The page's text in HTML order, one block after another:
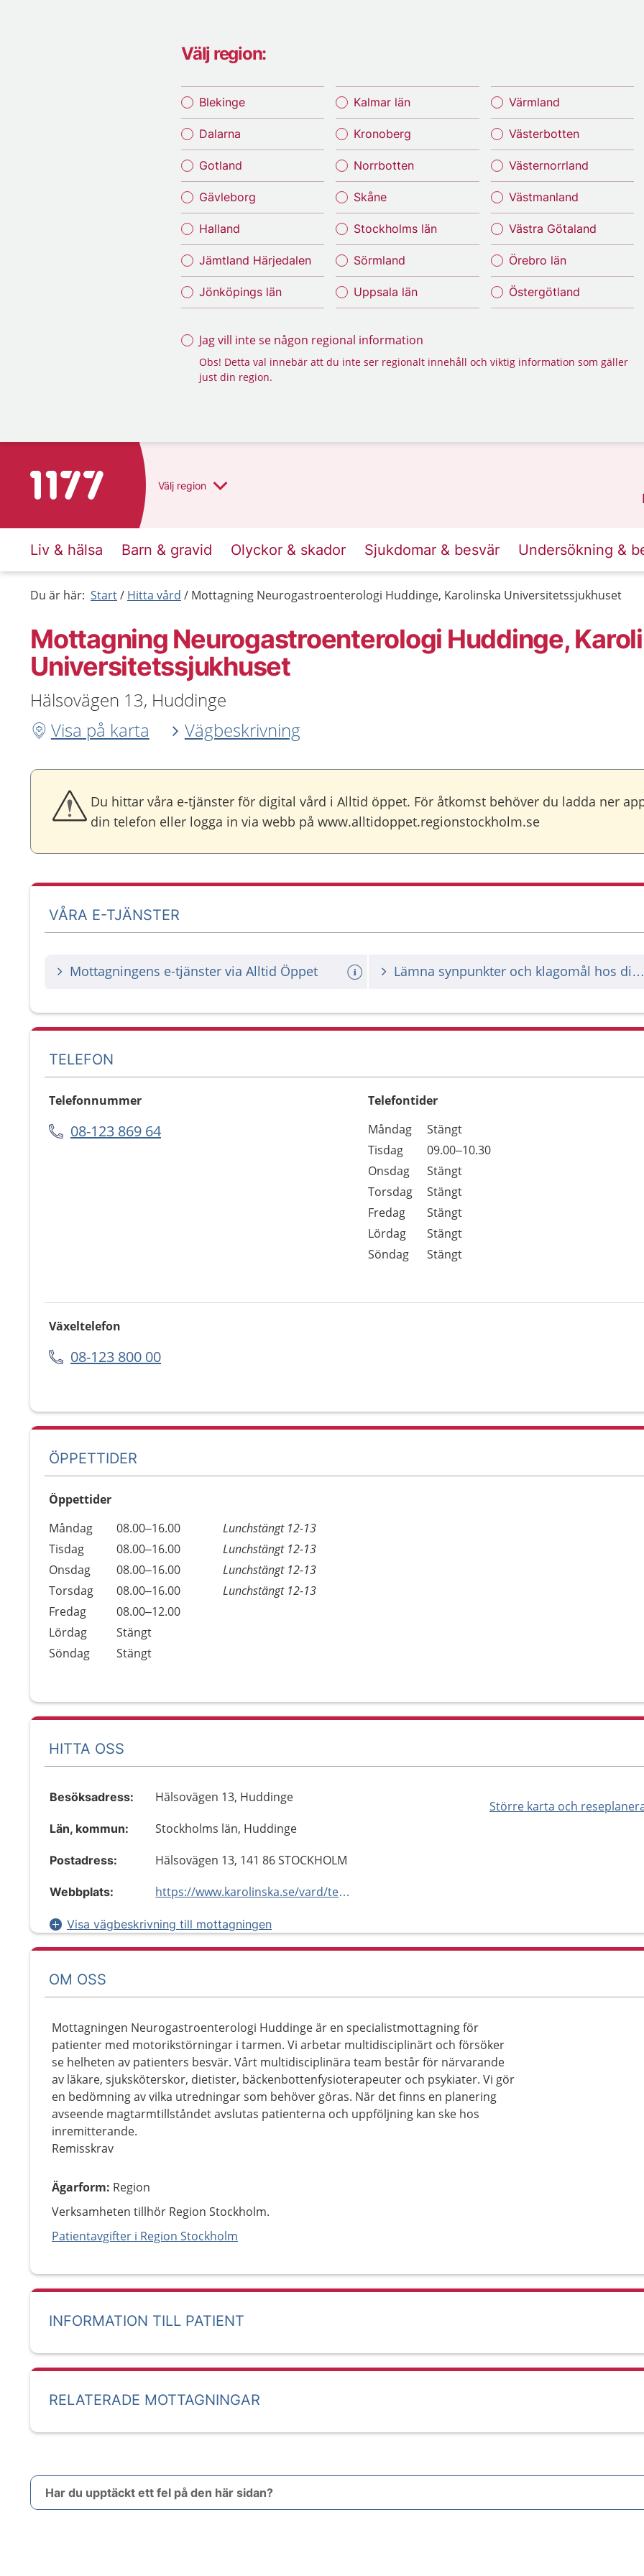
Välj region:
Blekinge
Dalarna
Gotland
Gävleborg
Halland
Jämtland Härjedalen
Jönköpings län
Kalmar län
Kronoberg
Norrbotten
Skåne
Stockholms län
Sörmland
Uppsala län
Värmland
Västerbotten
Västernorrland
Västmanland
Västra Götaland
Örebro län
Östergötland
Jag vill inte se någon regional information
Obs! Detta val innebär att du inte ser regionalt innehåll och viktig information som gäller
just din region.
Till startsidan för 1177 Välj region
Liv & hälsa Barn & gravid Olyckor & skador Sjukdomar & besvär Undersökning &
Du är här: Start Hitta vård Mottagning Neurogastroenterologi Huddinge, Karolinska Universitetssjukhuset
Mottagning Neurogastroenterologi Huddinge,
Universitetssjukhuset
Hälsovägen 13, Huddinge
Visa på karta
Vägbeskrivning
Du hittar våra e-tjänster för digital vård i Alltid öppet. För åtkomst behöver du ladda ner
din telefon eller logga in via webb på www.alltidoppet.regionstockholm.se
VÅRA E-TJÄNSTER
Mottagningens e-tjänster via Alltid Öppet Lämna synpunkter och klagomål hos din vårdgivare
TELEFON
Telefonnummer
08-123 869 64
Telefontider
Dag
Öppettider
Kommentarer
Måndag
Stängt
Tisdag
09.00–10.30
Onsdag
Stängt
Torsdag
Stängt
Fredag
Stängt
Lördag
Stängt
Söndag
Stängt
Växeltelefon
08-123 800 00
ÖPPETTIDER
Öppettider
Dag
Öppettider
Kommentarer
Måndag 08.00–16.00
Lunchstängt 12-13
Tisdag
08.00–16.00
Lunchstängt 12-13
Onsdag
08.00–16.00
Lunchstängt 12-13
Torsdag
08.00–16.00
Lunchstängt 12-13
Fredag
08.00–12.00
Lördag
Stängt
Söndag
Stängt
HITTA OSS
Större karta och
Besöksadress: Hälsovägen 13, Huddinge
Län, kommun: Stockholms län, Huddinge
Postadress: Hälsovägen 13, 141 86 STOCKHOLM
Webbplats: https://www.karolinska.se/vard/tema/tema-inflammation-och-aldrande/gastro-hud-reuma/mottagning-neurogastroenterologi-huddinge/
Visa vägbeskrivning till mottagningen
OM OSS
Mottagningen Neurogastroenterologi Huddinge är en specialistmottagning för
patienter med motorikstörningar i tarmen. Vi arbetar multidisciplinärt och försöker
se helheten av patienters besvär. Vårt multidisciplinära team består för närvarande
av läkare, sjuksköterskor, dietister, bäckenbottenfysioterapeuter och psykiater. Vi gör
en bedömning av vilka utredningar som behöver göras. När det finns en planering
avseende magtarmtillståndet avslutas patienterna och uppföljning kan ske hos
inremitterande.
Remisskrav
Ägarform: Region
Verksamheten tillhör Region Stockholm.
Patientavgifter i Region Stockholm
INFORMATION TILL PATIENT
RELATERADE MOTTAGNINGAR
Har du upptäckt ett fel på den här sidan?